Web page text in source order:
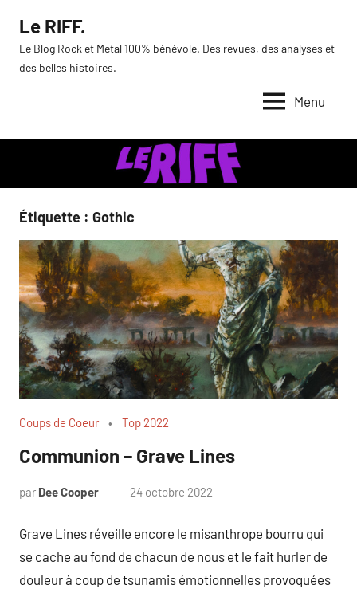
contenu
Le RIFF.
Le Blog Rock et Metal 100% bénévole. Des revues, des analyses et
des belles histoires.
Menu
Étiquette : Gothic
Coups de Coeur Top 2022
Communion – Grave Lines
par Dee Cooper 24 octobre 2022
Grave Lines réveille encore le misanthrope bourru qui
se cache au fond de chacun de nous et le fait hurler de
douleur à coup de tsunamis émotionnelles provoquées